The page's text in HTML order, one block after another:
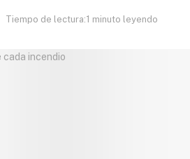
Tiempo de lectura:1 minuto leyendo